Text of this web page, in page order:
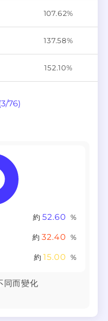
107.62%
137.58%
152.10%
3/76)
約 52.60 %
約 32.40 %
約 15.00 %
同而變化